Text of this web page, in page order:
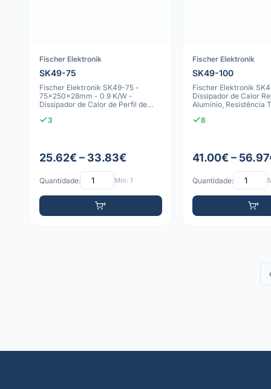
Fischer Elektronik
SK49-75
Fischer Elektronik SK49-75 -
75x250x28mm - 0.9 K/W -
Dissipador de Calor de Perfil de
3
25.62€ – 33.83€
Quantidade: Mín: 1
Fischer Elektronik
SK49-100
Fischer Elektronik
Dissipador de Calor
Alumínio, Resistência
8
41.00€ –
Quantidade: